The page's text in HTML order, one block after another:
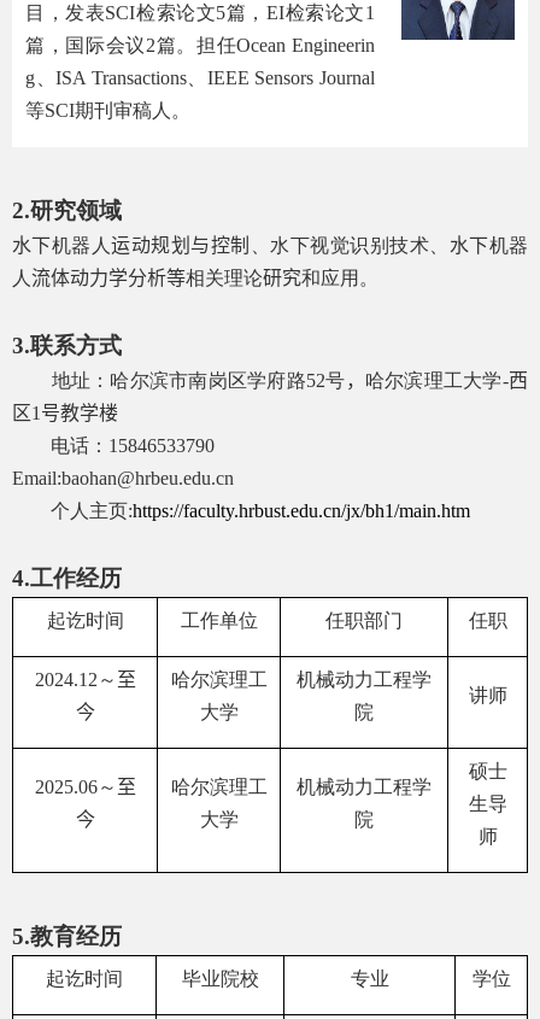
目，发表SCI检索论文5篇，EI检索论文1
篇，国际会议2篇。担任Ocean Engineerin
g、ISA Transactions、 IEEE Sensors Journal
等SCI期刊审稿人。
2.研究领域
水下机器人运动规划与控制 、水下视觉识别技术、 水下机器
人流体动力学分析等相关理论研究和应用。
3.联系方式
地址：哈尔滨市南岗区学府路52号， 哈尔滨理工大学-西
区 1号教学楼
电话： 15846533790
Email:baohan@hrbeu.edu.cn
个人主页 :https://faculty.hrbust.edu.cn/jx/bh1/main.htm
4.工作经历
起讫时间 工作单位 任职部门 任职
2024.12～ 至
今
哈尔滨理工
大学
机械动力工程学
院
讲师
2025.06～ 至
今
哈尔滨理工
大学
机械动力工程学
院
硕士
生导
师
5.教育经历
起讫时间 毕业院校 专业 学位